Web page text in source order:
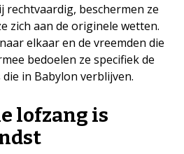
rechtvaardig, beschermen ze
zich aan de originele wetten.
elkaar en de vreemden die
bedoelen ze specifiek de
in Babylon verblijven.
lofzang is